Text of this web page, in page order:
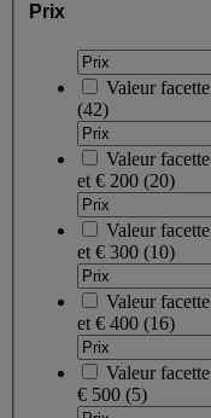
Prix
Valeur facette
(42)
Valeur facette
et € 200 (20)
Valeur facette
et € 300 (10)
Valeur facette
et € 400 (16)
Valeur facette
€ 500 (5)